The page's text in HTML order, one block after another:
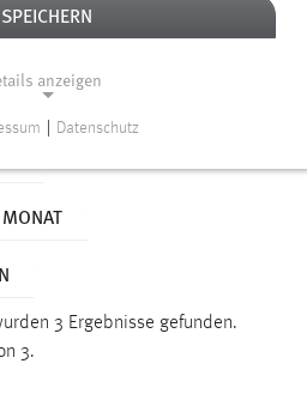
3 Ergebnisse gefunden.
3.
SPEICHERN
anzeigen
die einwandfreie Funktion der
Datenschutz